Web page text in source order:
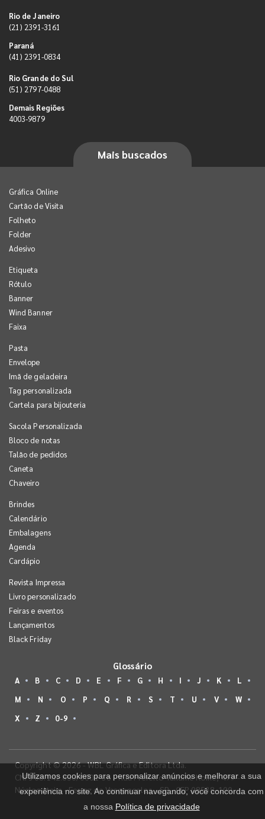
Rio de Janeiro
(21) 2391-3161
Paraná
(41) 2391-0834
Rio Grande do Sul
(51) 2797-0488
Demais Regiões
4003-9879
Mais buscados
Gráfica Online
Cartão de Visita
Folheto
Folder
Adesivo
Etiqueta
Rótulo
Banner
Wind Banner
Faixa
Pasta
Envelope
Imã de geladeira
Tag personalizada
Cartela para bijouteria
Sacola Personalizada
Bloco de notas
Talão de pedidos
Caneta
Chaveiro
Brindes
Calendário
Embalagens
Agenda
Cardápio
Revista Impressa
Livro personalizado
Feiras e eventos
Lançamentos
Black Friday
Glossário
A B C D E F G H I J K
L
M
N O P Q R S T U V
W
X
Z 0-9
Copyright © 2026 - WBL Gráfica e Editora Ltda.
CNPJ 08.142.850/0001-36 - Rua Prefeito Takume Koike, 499 -
Núcleo Itaim - Ferraz de Vasconcelos - SP - CEP 08538-100
Utilizamos cookies para personalizar anúncios e melhorar a sua
experiência no site. Ao continuar navegando, você concorda com
a nossa Política de privacidade